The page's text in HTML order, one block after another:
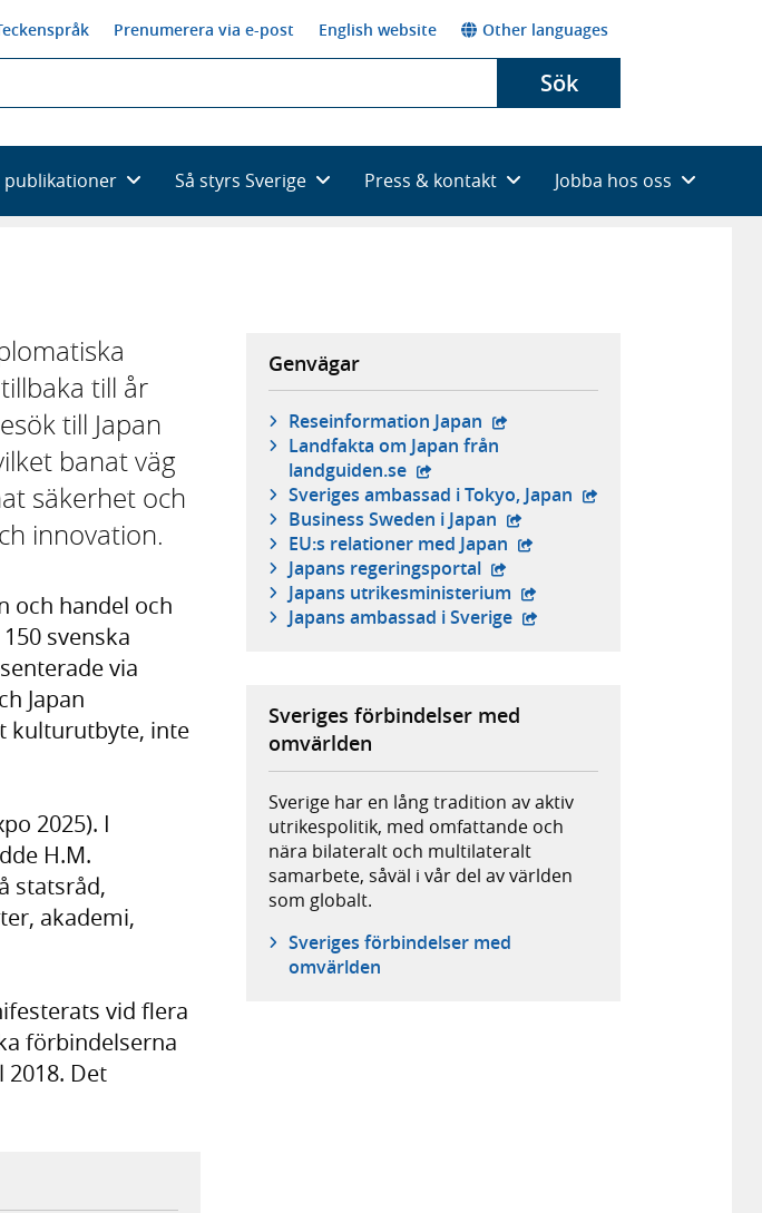
Prenumerera via e-post English website Other languages
Sök
publikationer Så styrs Sverige Press & kontakt Jobba hos oss
till år
till Japan
banat väg
säkerhet och
innovation.
och handel och
svenska
via
Japan
kulturutbyte, inte
2025). I
H.M.
statsråd,
akademi,
vid flera
förbindelserna
2018. Det
Genvägar
Reseinformation Japan - extern webbplats,
Landfakta om Japan från
landguiden.se - extern webbplats,
Sveriges ambassad i Tokyo, Japan - extern webbplats,
Business Sweden i Japan - extern webbplats,
EU:s relationer med Japan - extern webbplats,
Japans regeringsportal - extern webbplats,
Japans utrikesministerium - extern webbplats,
Japans ambassad i Sverige - extern webbplats,
Sveriges förbindelser med
omvärlden
Sverige har en lång tradition av aktiv
utrikespolitik, med omfattande och
nära bilateralt och multilateralt
samarbete, såväl i vår del av världen
som globalt.
Sveriges förbindelser med
omvärlden